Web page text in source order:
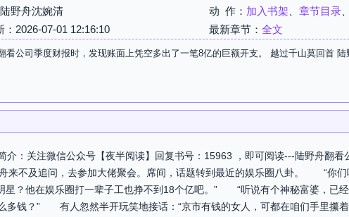
野舟沈婉清 动 作： 加入书架 章节目录
：2026-07-01 12:16:10
最新章节： 全文
看公司季度财报时，发现账面上凭空多出了一笔8亿的巨额开支。 越过千山莫回首
介：关注微信公众号【夜半阅读】回复书号：15963 ，即可阅读---陆野舟翻看
不及追问，去参加大佬聚会。席间，话题转到最近的娱乐圈八卦。 “你们
？他在娱乐圈打一辈子工也挣不到18个亿吧。” “听说有个神秘富婆，已
多钱？” 有人忽然半开玩笑地接话：“京市有钱的女人，可都在咱们手里攥